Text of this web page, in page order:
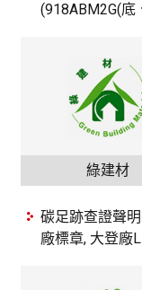
(918ABM2G(底
綠建材
碳足跡查證聲
廠標章, 大登廠